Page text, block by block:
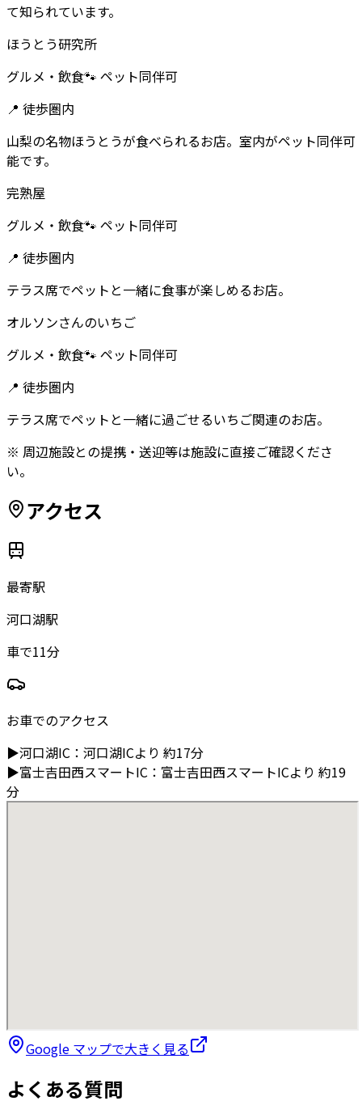
て知られています。
ほうとう研究所
グルメ・飲食🐾 ペット同伴可
📍 徒歩圏内
山梨の名物ほうとうが食べられるお店。室内がペット同伴可
能です。
完熟屋
グルメ・飲食🐾 ペット同伴可
📍 徒歩圏内
テラス席でペットと一緒に食事が楽しめるお店。
オルソンさんのいちご
グルメ・飲食🐾 ペット同伴可
📍 徒歩圏内
テラス席でペットと一緒に過ごせるいちご関連のお店。
※ 周辺施設との提携・送迎等は施設に直接ご確認くださ
い。
アクセス
最寄駅
河口湖駅
車で11分
お車でのアクセス
▶河口湖IC ： 河口湖ICより 約17分
▶富士吉田西スマートIC ： 富士吉田西スマートICより 約19
分
Google マップで大きく見る
よくある質問